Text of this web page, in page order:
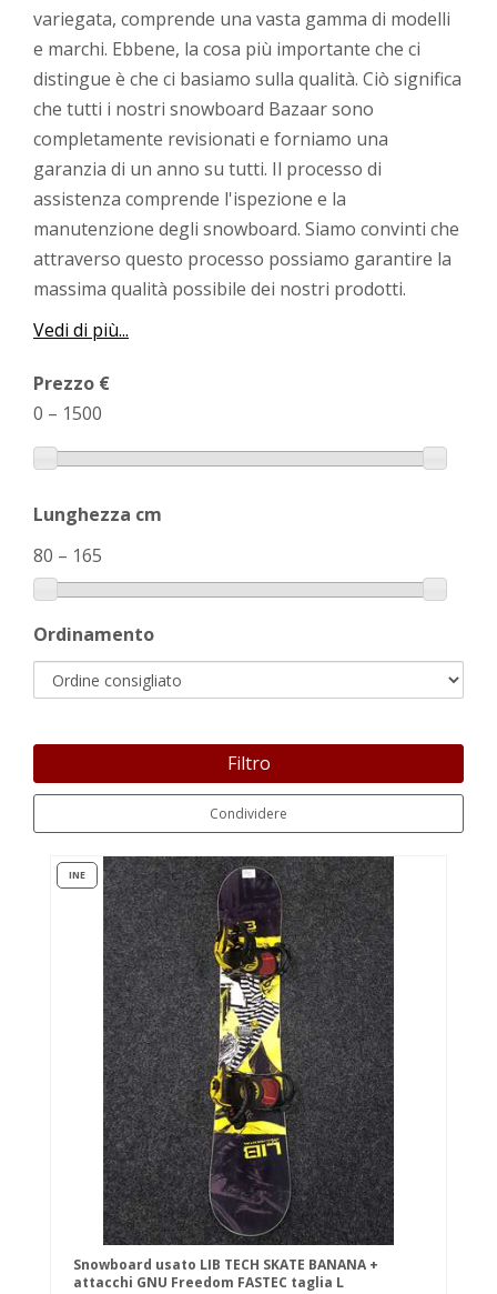
variegata, comprende una vasta gamma di modelli
e marchi. Ebbene, la cosa più importante che ci
distingue è che ci basiamo sulla qualità. Ciò significa
che tutti i nostri snowboard Bazaar sono
completamente revisionati e forniamo una
garanzia di un anno su tutti. Il processo di
assistenza comprende l'ispezione e la
manutenzione degli snowboard. Siamo convinti che
attraverso questo processo possiamo garantire la
massima qualità possibile dei nostri prodotti.
Vedi di più...
Prezzo €
0 – 1500
Lunghezza cm
80 – 165
Ordinamento
Filtro
Condividere
INE
Snowboard usato LIB TECH SKATE BANANA +
attacchi GNU Freedom FASTEC taglia L